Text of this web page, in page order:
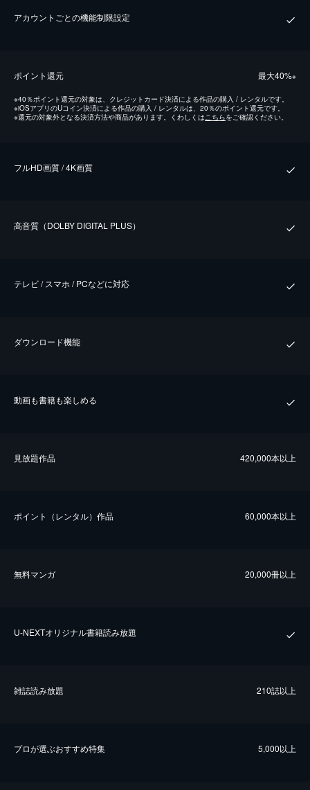
アカウントごとの機能制限設定
ポイント還元 最⼤40%※
※40％ポイント還元の対象は、クレジットカード決済による作品の購入 / レンタルです。
※iOSアプリのUコイン決済による作品の購入 / レンタルは、20％のポイント還元です。
※還元の対象外となる決済方法や商品があります。くわしくはこちらをご確認ください。
フルHD画質 / 4K画質
⾼⾳質（DOLBY DIGITAL PLUS）
テレビ / スマホ / PCなどに対応
ダウンロード機能
動画も書籍も楽しめる
⾒放題作品 420,000本以上
ポイント（レンタル）作品 60,000本以上
無料マンガ 20,000冊以上
U-NEXTオリジナル書籍読み放題
雑誌読み放題 210誌以上
プロが選ぶおすすめ特集 5,000以上